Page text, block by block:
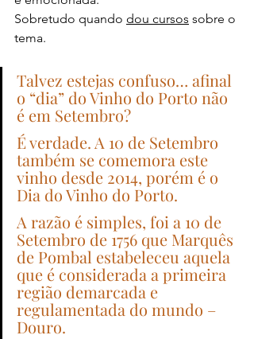
Sobretudo quando dou cursos sobre o
tema.
Talvez estejas confuso… afinal
o “dia” do Vinho do Porto não
é em Setembro?
É verdade. A 10 de Setembro
também se comemora este
vinho desde 2014, porém é o
Dia do Vinho do Porto.
A razão é simples, foi a 10 de
Setembro de 1756 que Marquês
de Pombal estabeleceu aquela
que é considerada a primeira
região demarcada e
regulamentada do mundo –
Douro.